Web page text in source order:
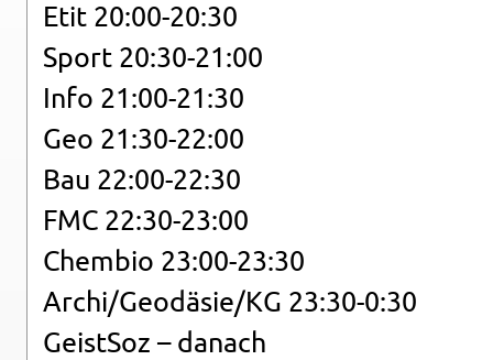
Etit 20:00-20:30
Sport 20:30-21:00
Info 21:00-21:30
Geo 21:30-22:00
Bau 22:00-22:30
FMC 22:30-23:00
Chem­bio 23:00-23:30
Archi/Geo­dä­sie/KG 23:30-0:30
Geist­Soz – da­nach